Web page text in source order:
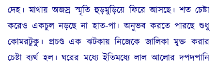
দেহ। মাথায় অজস্র স্মৃতি হুড়মুড়িয়ে ফিরে আসছে। শত চেষ্টা
করেও একচুল নড়ছে না হাত-পা। অনুভব করতে পারছে শুধু
কোমরটুকু। প্রচণ্ড এক ঝটকায় নিজেকে জালিকা মুক্ত করার
চেষ্টা ব্যর্থ হল। ঘরের মধ্যে ইতিমধ্যে লাল আলোর দপদপানি